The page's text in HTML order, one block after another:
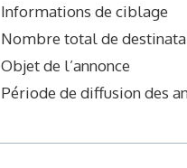
Informations de ciblage
Nombre total de
Objet de l’annonce
Période de diffusion des